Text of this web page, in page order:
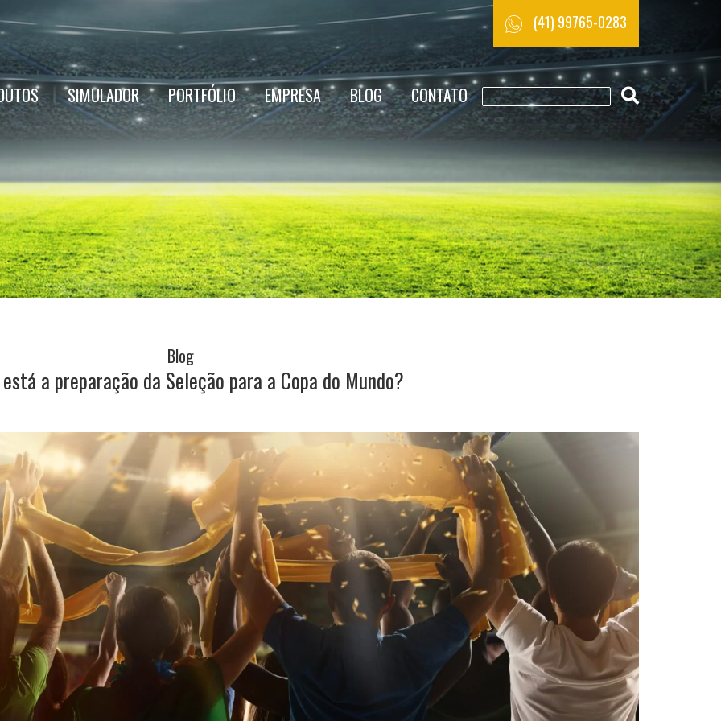
(41) 99765-0283
SIMULADOR PORTFÓLIO EMPRESA BLOG CONTATO
Blog
a preparação da Seleção para a Copa do Mundo?